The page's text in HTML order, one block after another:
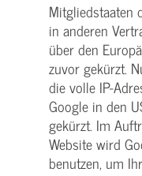
Mitgliedstaaten
in anderen
über den
zuvor gekürzt.
die volle IP-
Google in den
gekürzt. Im
Website wird
benutzen, um